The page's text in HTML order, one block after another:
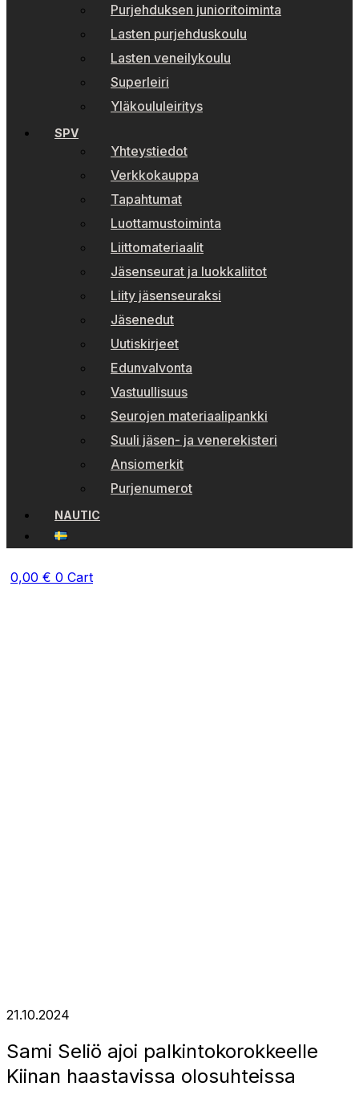
Purjehduksen junioritoiminta
Lasten purjehduskoulu
Lasten veneilykoulu
Superleiri
Yläkoululeiritys
SPV
Yhteystiedot
Verkkokauppa
Tapahtumat
Luottamustoiminta
Liittomateriaalit
Jäsenseurat ja luokkaliitot
Liity jäsenseuraksi
Jäsenedut
Uutiskirjeet
Edunvalvonta
Vastuullisuus
Seurojen materiaalipankki
Suuli jäsen- ja venerekisteri
Ansiomerkit
Purjenumerot
NAUTIC
0,00 € 0 Cart
21.10.2024
Sami Seliö ajoi palkintokorokkeelle
Kiinan haastavissa olosuhteissa